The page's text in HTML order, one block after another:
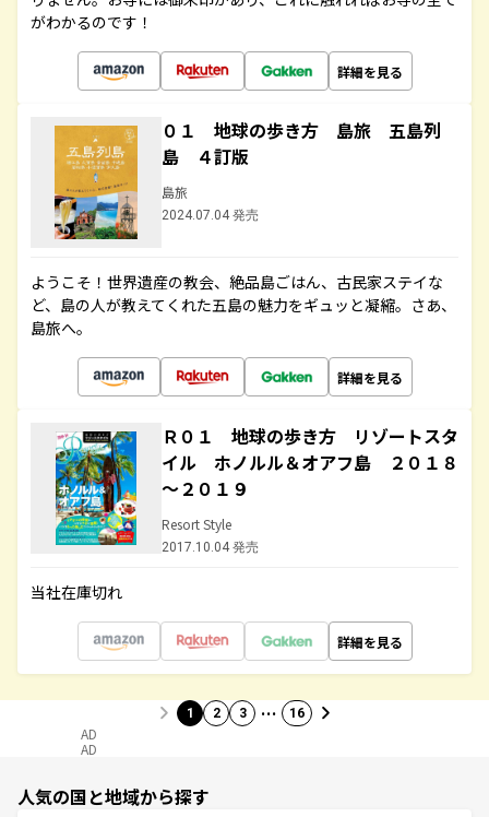
がわかるのです！
詳細を見る
０１ 地球の歩き方 島旅 五島列
島 ４訂版
島旅
2024.07.04 発売
ようこそ！世界遺産の教会、絶品島ごはん、古民家ステイな
ど、島の人が教えてくれた五島の魅力をギュッと凝縮。さあ、
島旅へ。
詳細を見る
Ｒ０１ 地球の歩き方 リゾートスタ
イル ホノルル＆オアフ島 ２０１８
～２０１９
Resort Style
2017.10.04 発売
当社在庫切れ
詳細を見る
1 2 3 … 16
AD
AD
人気の国と地域から探す